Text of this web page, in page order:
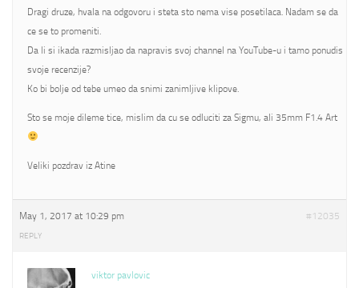
Dragi druze, hvala na odgovoru i steta sto nema vise posetilaca. Nadam se da
ce se to promeniti.
Da li si ikada razmisljao da napravis svoj channel na YouTube-u i tamo ponudis
svoje recenzije?
Ko bi bolje od tebe umeo da snimi zanimljive klipove.
Sto se moje dileme tice, mislim da cu se odluciti za Sigmu, ali 35mm F1.4 Art
Veliki pozdrav iz Atine
May 1, 2017 at 10:29 pm #12035
REPLY
viktor pavlovic